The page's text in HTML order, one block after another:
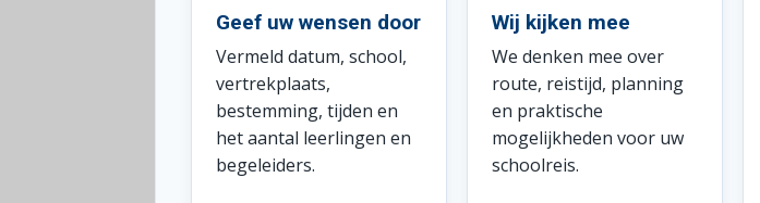
Geef uw wensen door
Vermeld datum, school,
vertrekplaats,
bestemming, tijden en
het aantal leerlingen en
begeleiders.
Wij kijken mee
We denken mee over
route, reistijd, planning
en praktische
mogelijkheden voor uw
schoolreis.